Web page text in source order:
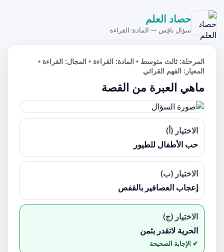
حصاد العلم
سؤال نافِس — المادة: القراءة
المرحلة: ثالث متوسط • المادة: القراءة • المجال: القراءة •
المعيار: الفهم القرائي
ماهي العبرة من القصة
الاختيار (أ)
حب الأطفال للطيور
الاختيار (ب)
إعجاب العصافير بالقفص
الاختيار (ج)
الحرية لاتقدر بثمن